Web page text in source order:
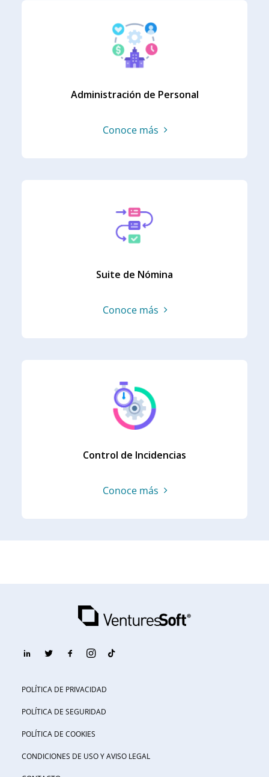
Administración de Personal
Conoce más
Suite de Nómina
Conoce más
Control de Incidencias
Conoce más
POLÍTICA DE PRIVACIDAD
POLÍTICA DE SEGURIDAD
POLÍTICA DE COOKIES
CONDICIONES DE USO Y AVISO LEGAL